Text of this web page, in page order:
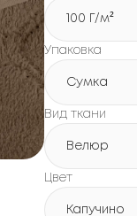
100 Г/м²
Упаковка
Сумка
Вид ткани
Велюр
Цвет
Капучино